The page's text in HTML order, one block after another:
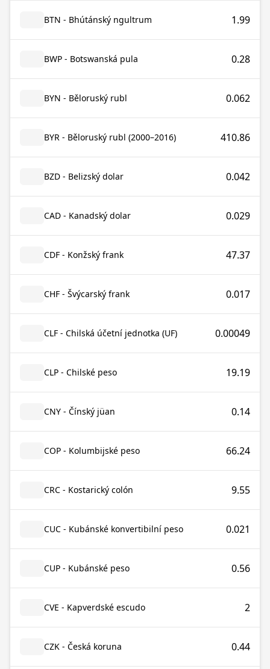
BTN - Bhútánský ngultrum 1.99
BWP - Botswanská pula 0.28
BYN - Běloruský rubl 0.062
BYR - Běloruský rubl (2000–2016) 410.86
BZD - Belizský dolar 0.042
CAD - Kanadský dolar 0.029
CDF - Konžský frank 47.37
CHF - Švýcarský frank 0.017
CLF - Chilská účetní jednotka (UF) 0.00049
CLP - Chilské peso 19.19
CNY - Čínský jüan 0.14
COP - Kolumbijské peso 66.24
CRC - Kostarický colón 9.55
CUC - Kubánské konvertibilní peso 0.021
CUP - Kubánské peso 0.56
CVE - Kapverdské escudo 2
CZK - Česká koruna 0.44